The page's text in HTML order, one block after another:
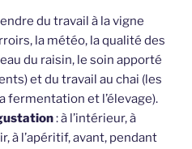
du travail à la vigne
la météo, la qualité des
du raisin, le soin apporté
et du travail au chai (les
fermentation et l’élevage).
: à l’intérieur, à
à l’apéritif, avant, pendant